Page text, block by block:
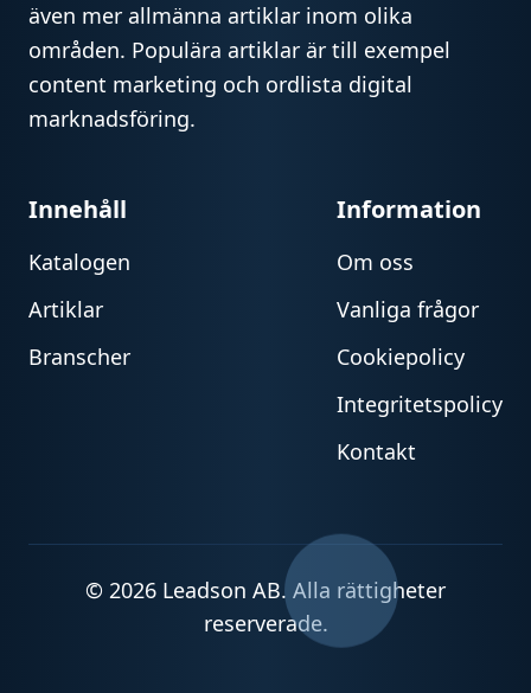
även mer allmänna artiklar inom olika
områden. Populära artiklar är till exempel
content marketing och ordlista digital
marknadsföring.
Innehåll
Katalogen
Artiklar
Branscher
Information
Om oss
Vanliga frågor
Cookiepolicy
Integritetspolicy
Kontakt
© 2026 Leadson AB. Alla rättigheter
reserverade.